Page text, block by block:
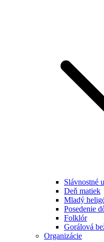
Slávnostné
Deň matiek
Mladý
Posedenie
Folklór
Gorálová
Organizácie